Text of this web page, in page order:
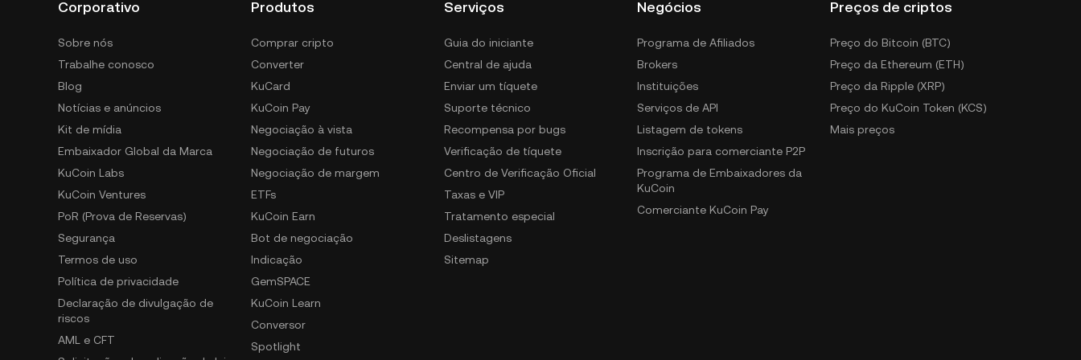
Corporativo
Sobre nós
Trabalhe conosco
Blog
Notícias e anúncios
Kit de mídia
Embaixador Global da Marca
KuCoin Labs
KuCoin Ventures
PoR (Prova de Reservas)
Segurança
Termos de uso
Política de privacidade
Declaração de divulgação de
riscos
AML e CFT
Produtos
Comprar cripto
Converter
KuCard
KuCoin Pay
Negociação à vista
Negociação de futuros
Negociação de margem
ETFs
KuCoin Earn
Bot de negociação
Indicação
GemSPACE
KuCoin Learn
Conversor
Spotlight
Serviços
Guia do iniciante
Central de ajuda
Enviar um tíquete
Suporte técnico
Recompensa por bugs
Verificação de tíquete
Centro de Verificação Oficial
Taxas e VIP
Tratamento especial
Deslistagens
Sitemap
Negócios
Programa de Afiliados
Brokers
Instituições
Serviços de API
Listagem de tokens
Inscrição para comerciante P2P
Programa de Embaixadores da
KuCoin
Comerciante KuCoin Pay
Preços de criptos
Preço do Bitcoin (BTC)
Preço da Ethereum (ETH)
Preço da Ripple (XRP)
Preço do KuCoin Token (KCS)
Mais preços